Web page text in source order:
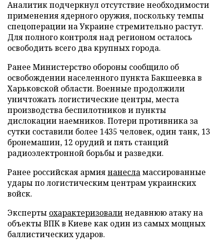
Аналитик подчеркнул отсутствие необходимости
применения ядерного оружия, поскольку темпы
спецоперации на Украине стремительно растут.
Для полного контроля над регионом осталось
освободить всего два крупных города.
Ранее Министерство обороны сообщило об
освобождении населенного пункта Бакшеевка в
Харьковской области. Военные продолжили
уничтожать логистические центры, места
производства беспилотников и пункты
дислокации наемников. Потери противника за
сутки составили более 1435 человек, один танк, 13
бронемашин, 12 орудий и пять станций
радиоэлектронной борьбы и разведки.
Ранее российская армиянанесламассированные
удары по логистическим центрам украинских
войск.
Эксперты охарактеризовалинедавнюю атаку на
объекты ВПК в Киеве как один из самых мощных
баллистических ударов.